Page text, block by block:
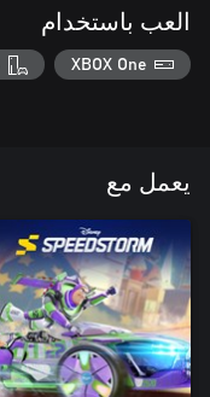
العب باستخدام
XBOX One
يعمل مع